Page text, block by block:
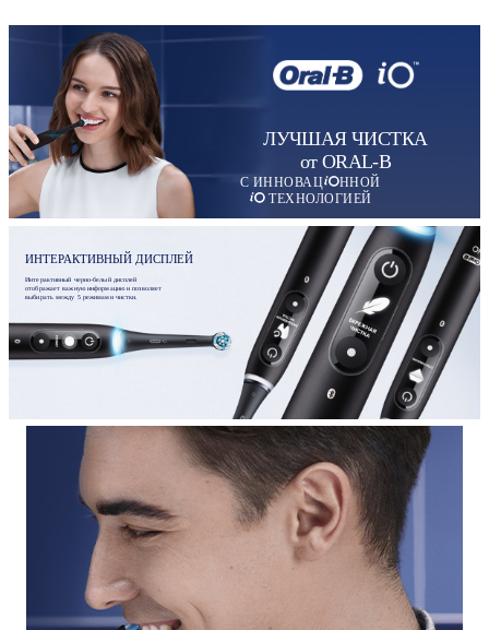
ЛУЧШАЯ ЧИСТКА
от ORAL-B
С ИННОВАЦ
ННОЙ
ТЕХНОЛОГИЕЙ
ИНТЕРАКТИВНЫЙ ДИСПЛЕЙ
Интерактивный черно-белый дисплей
отображает важную информацию и позволяет
выбирать между 5 режимами чистки.